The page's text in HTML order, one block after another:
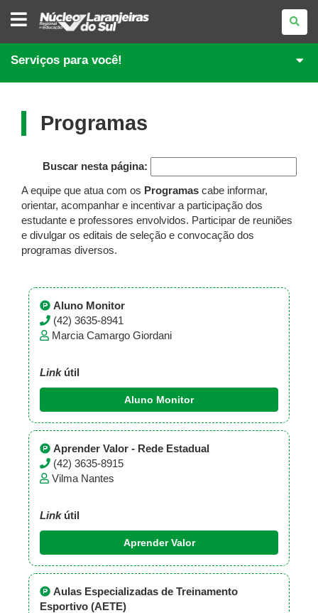
NÚCLEO
REGIONAL
EDUCAÇÃO
DE
LARANJEIRAS
SUL
Serviços para você!
Programas
Buscar nesta página:
A equipe que atua com os Programas cabe informar,
orientar, acompanhar e incentivar a participação dos
estudante e professores envolvidos. Participar de reuniões
e divulgar os editais de seleção e convocação dos
programas diversos.
Aluno Monitor
(42) 3635-8941
Marcia Camargo Giordani
Linkútil
Aluno Monitor
Aprender Valor - Rede Estadual
(42) 3635-8915
Vilma Nantes
Linkútil
Aprender Valor
Aulas Especializadas de Treinamento
Esportivo (AETE)